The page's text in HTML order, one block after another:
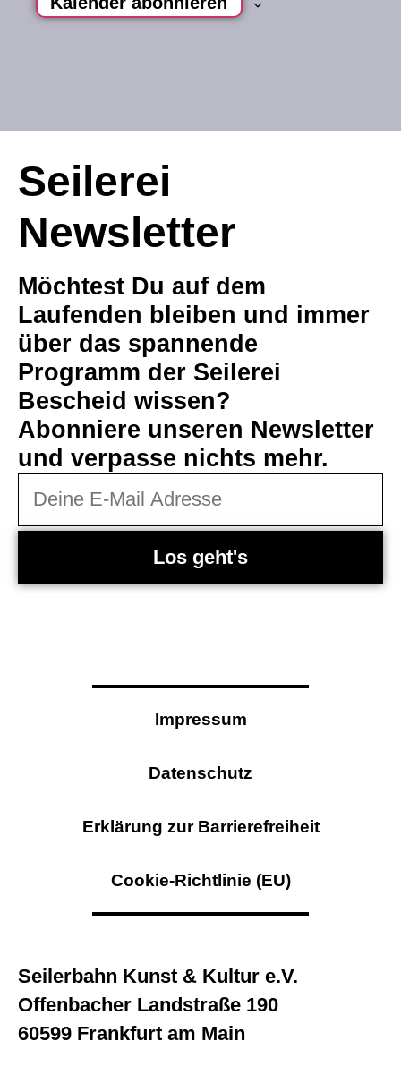
Seilerei
Newsletter
Möchtest Du auf dem
Laufenden bleiben und immer
über das spannende
Programm der Seilerei
Bescheid wissen?
Abonniere unseren Newsletter
und verpasse nichts mehr.
Los geht's
Impressum
Datenschutz
Erklärung zur Barrierefreiheit
Cookie-Richtlinie (EU)
Seilerbahn Kunst & Kultur e.V.
Offenbacher Landstraße 190
60599 Frankfurt am Main